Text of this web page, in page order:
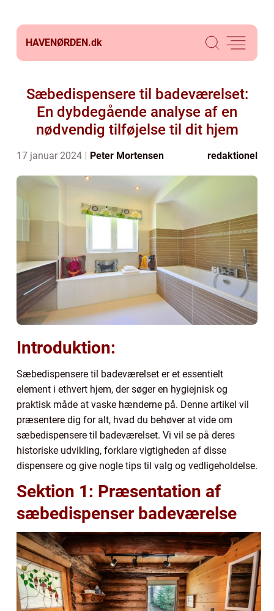
HAVENØRDEN.dk
Sæbedispensere til badeværelset:
En dybdegående analyse af en
nødvendig tilføjelse til dit hjem
17 januar 2024 Peter Mortensen redaktionel
Introduktion:
Sæbedispensere til badeværelset er et essentielt
element i ethvert hjem, der søger en hygiejnisk og
praktisk måde at vaske hænderne på. Denne artikel vil
præsentere dig for alt, hvad du behøver at vide om
sæbedispensere til badeværelset. Vi vil se på deres
historiske udvikling, forklare vigtigheden af disse
dispensere og give nogle tips til valg og vedligeholdelse.
Sektion 1: Præsentation af
sæbedispenser badeværelse